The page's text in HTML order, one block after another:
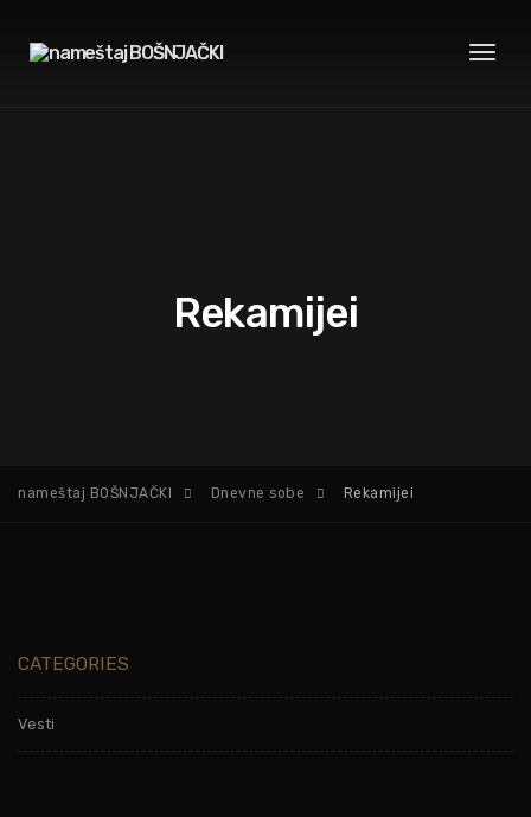
Toggle
Rekamijei
nameštaj BOŠNJAČKI Dnevne sobe Rekamijei
CATEGORIES
Vesti